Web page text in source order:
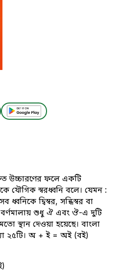
উচ্চারণের ফলে একটি
যৌগিক স্বরধ্বনি বলে। যেমন :
দ্বিস্বর, সন্ধিস্বর বা
বর্ণমালায় শুধু ঐ এবং ঔ-এ দুটি
স্থান দেওয়া হয়েছে। বাংলা
২৫টি। অ + ই = অই (বই)